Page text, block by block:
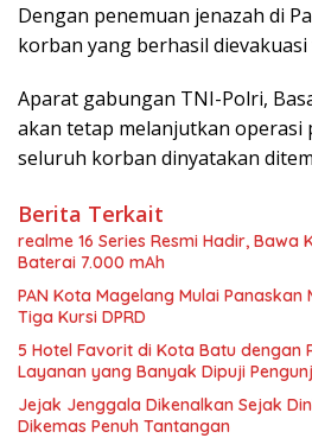
Dengan penemuan jenazah di
korban yang berhasil
Aparat gabungan TNI-Polri,
akan tetap melanjutkan operasi
seluruh korban dinyatakan
Berita Terkait
realme 16 Series Resmi Hadir, Bawa
Baterai 7.000 mAh
PAN Kota Magelang Mulai Panaskan
Tiga Kursi DPRD
5 Hotel Favorit di Kota Batu dengan
Layanan yang Banyak Dipuji
Jejak Jenggala Dikenalkan Sejak
Dikemas Penuh Tantangan